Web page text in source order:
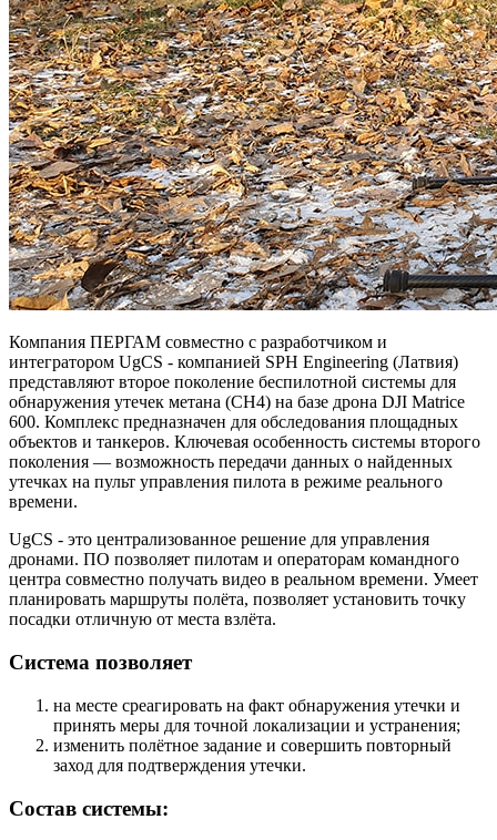
Компания ПЕРГАМ совместно с разработчиком и
интегратором UgCS - компанией SPH Engineering (Латвия)
представляют второе поколение беспилотной системы для
обнаружения утечек метана (CH4) на базе дрона DJI Matrice
600. Комплекс предназначен для обследования площадных
объектов и танкеров. Ключевая особенность системы второго
поколения — возможность передачи данных о найденных
утечках на пульт управления пилота в режиме реального
времени.
UgCS - это централизованное решение для управления
дронами. ПО позволяет пилотам и операторам командного
центра совместно получать видео в реальном времени. Умеет
планировать маршруты полёта, позволяет установить точку
посадки отличную от места взлёта.
Система позволяет
на месте среагировать на факт обнаружения утечки и
принять меры для точной локализации и устранения;
изменить полётное задание и совершить повторный
заход для подтверждения утечки.
Состав системы: